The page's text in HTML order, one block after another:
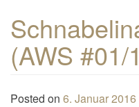
(AWS #01/
Posted on 6. Januar 2016